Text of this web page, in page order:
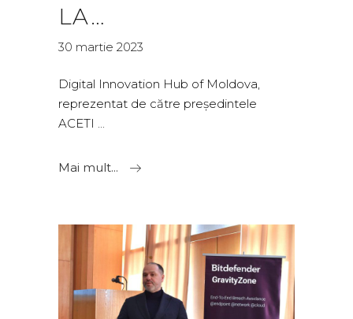
LA…
30 martie 2023
Digital Innovation Hub of Moldova,
reprezentat de către președintele
ACETI
Mai mult...